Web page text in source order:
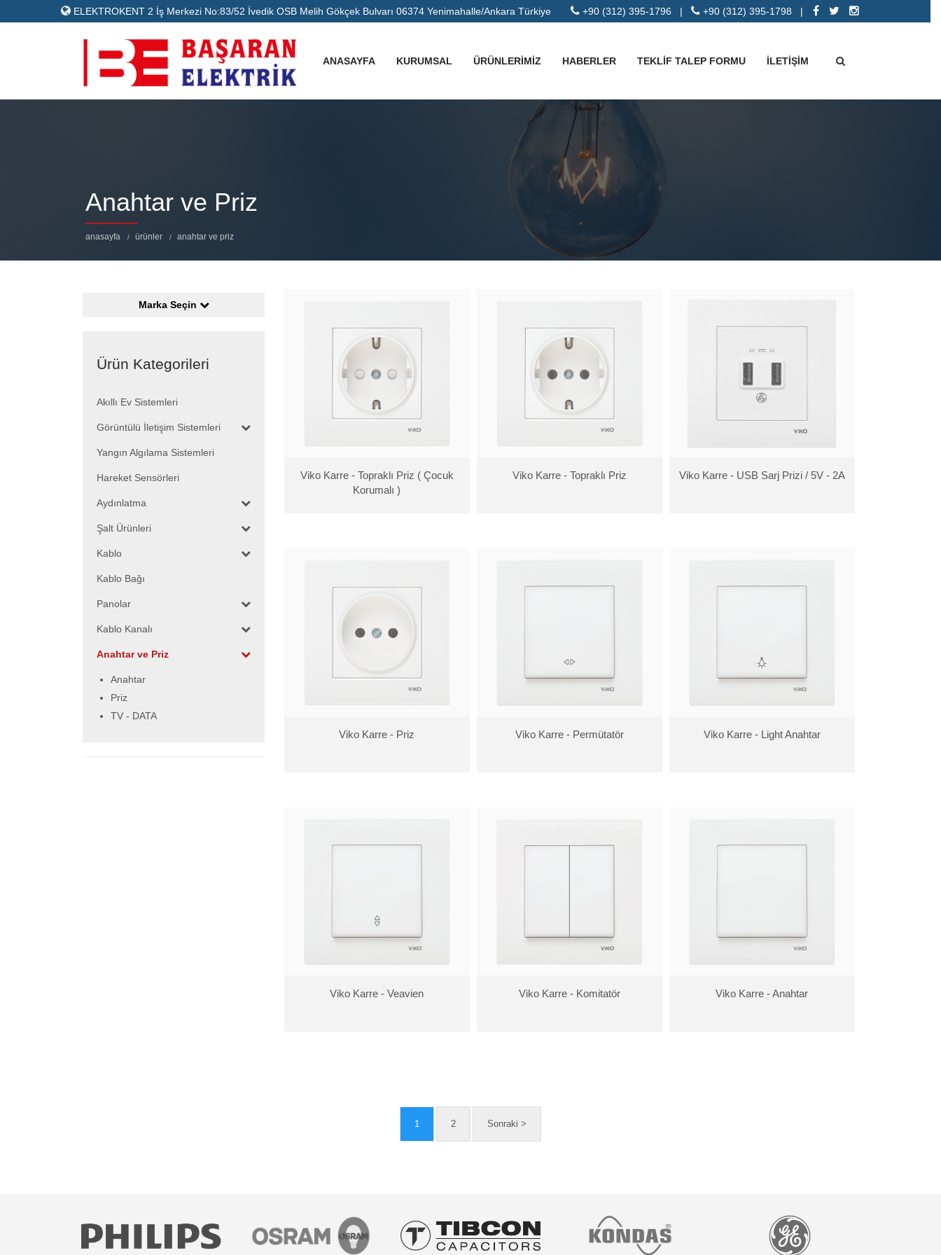
ELEKTROKENT 2 İş Merkezi No:83/52 İvedik OSB Melih Gökçek Bulvarı 06374 Yenimahalle/Ankara Türkiye +90 (312) 395-1796 | +90 (312) 395-1798 |
ANASAYFA KURUMSAL ÜRÜNLERİMİZ HABERLER TEKLİF TALEP FORMU İLETİŞİM
Anahtar ve Priz
anasayfa ürünler anahtar ve priz
Marka Seçin
Ürün Kategorileri
Akıllı Ev Sistemleri
Görüntülü İletişim Sistemleri
Yangın Algılama Sistemleri
Hareket Sensörleri
Aydınlatma
Şalt Ürünleri
Kablo
Kablo Bağı
Panolar
Kablo Kanalı
Anahtar ve Priz
Anahtar
Priz
TV - DATA
Viko Karre - Topraklı Priz ( Çocuk
Korumalı )
Viko Karre - Topraklı Priz Viko Karre - USB Sarj Prizi / 5V - 2A
Viko Karre - Priz Viko Karre - Permütatör Viko Karre - Light Anahtar
Viko Karre - Veavien Viko Karre - Komitatör Viko Karre - Anahtar
1 2 Sonraki >